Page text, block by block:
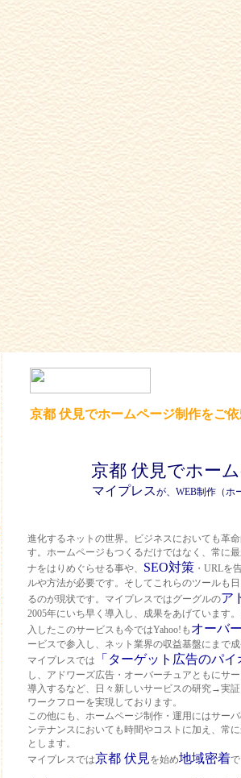
京都 伏見でホームページ制作をご
京都 伏見でホー
マイプレスが、WEB制作（ホ
進化するネットの世界。ビジネスにおいても革
す。ホームページもつくるだけではなく、常に
ナをはりめぐらせる事や、 SEO対策 ・URLを
ルや方法が必要です。そしてこれらのツールも
るのが現状です。マイプレスではグーグルのア
2005年にいち早く導入し、成果をあげています
入したこのサービスも今ではYahoo!も オーバ
ービスで参入し、ネット業界の収益基盤にまで成
マイプレスでは
「ターゲット広告のパイ
し、アドワーズ広告・オーバーチュアともにサ
導入するなど、日々新しいサービスの研究→実
ワークフローを実現しております。
この他にも、ホームページ制作・運用にはサー
ンテナンスにおいて も時間やコストに加え、常
とします。
マイプレスでは京都 伏見を始め地域密着